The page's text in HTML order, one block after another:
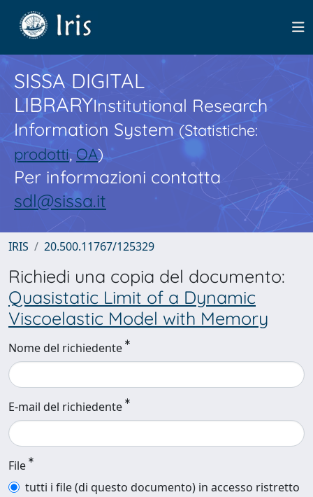
SISSA DIGITAL
LIBRARYInstitutional Research
Information System(Statistiche:
prodotti,OA)
Per informazioni contatta
sdl@sissa.it
IRIS 20.500.11767/125329
Richiedi una copia del documento:
Quasistatic Limit of a Dynamic
Viscoelastic Model with Memory
Nome del richiedente
E-mail del richiedente
File
tutti i file (di questo documento) in accesso ristretto